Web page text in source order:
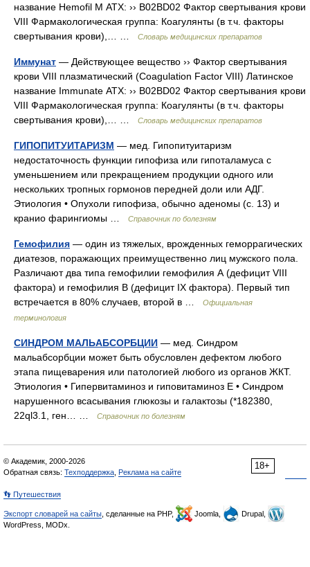
название Hemofil M АТХ: ›› B02BD02 Фактор свертывания крови
VIII Фармакологическая группа: Коагулянты (в т.ч. факторы
свертывания крови),… …
Словарь медицинских препаратов
Иммунат — Действующее вещество ›› Фактор свертывания
крови VIII плазматический (Coagulation Factor VIII) Латинское
название Immunate АТХ: ›› B02BD02 Фактор свертывания крови
VIII Фармакологическая группа: Коагулянты (в т.ч. факторы
свертывания крови),… …
Словарь медицинских препаратов
ГИПОПИТУИТАРИЗМ — мед. Гипопитуитаризм
недостаточность функции гипофиза или гипоталамуса с
уменьшением или прекращением продукции одного или
нескольких тропных гормонов передней доли или АДГ.
Этиология • Опухоли гипофиза, обычно аденомы (с. 13) и
кранио фарингиомы …
Справочник по болезням
Гемофилия — один из тяжелых, врожденных геморрагических
диатезов, поражающих преимущественно лиц мужского пола.
Различают два типа гемофилии гемофилия А (дефицит VIII
фактора) и гемофилия В (дефицит IX фактора). Первый тип
встречается в 80% случаев, второй в …
Официальная
терминология
СИНДРОМ МАЛЬАБСОРБЦИИ — мед. Синдром
мальабсорбции может быть обусловлен дефектом любого
этапа пищеварения или патологией любого из органов ЖКТ.
Этиология • Гипервитаминоз и гиповитаминоз Е • Синдром
нарушенного всасывания глюкозы и галактозы (*182380,
22ql3.1, ген… …
Справочник по болезням
18+
© Академик, 2000-2026
Обратная связь: Техподдержка Реклама на сайте
👣 Путешествия
Экспорт словарей на сайты , сделанные на PHP, Joomla,
Drupal,
WordPress, MODx.